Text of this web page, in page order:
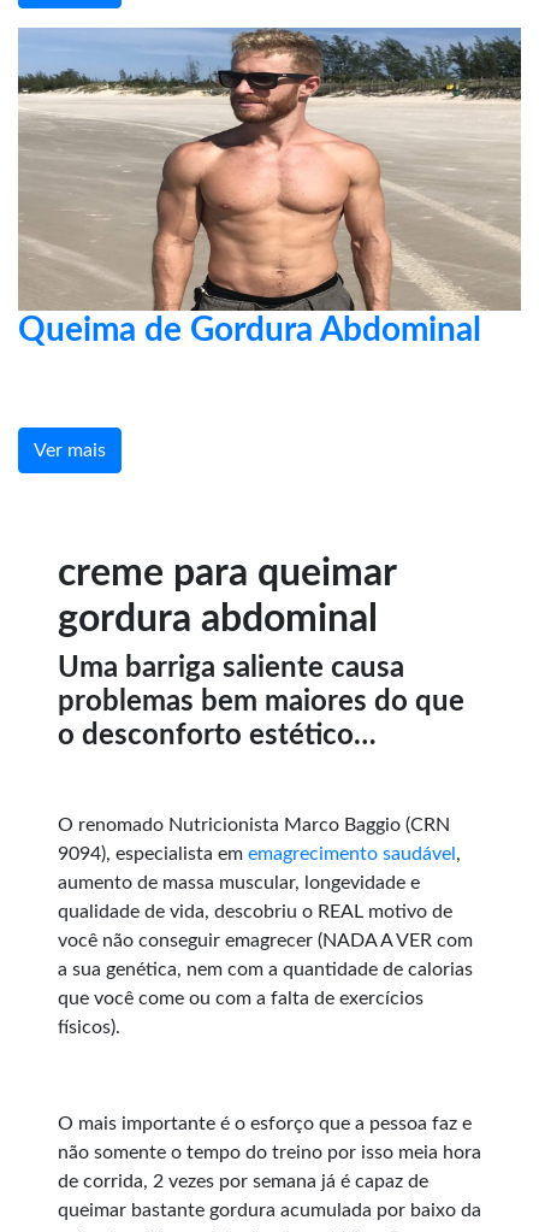
Queima de Gordura Abdominal
Ver mais
creme para queimar
gordura abdominal
Uma barriga saliente causa
problemas bem maiores do que
o desconforto estético…
O renomado Nutricionista Marco Baggio (CRN
9094), especialista em emagrecimento saudável ,
aumento de massa muscular, longevidade e
qualidade de vida, descobriu o REAL motivo de
você não conseguir emagrecer (NADA A VER com
a sua genética, nem com a quantidade de calorias
que você come ou com a falta de exercícios
físicos).
O mais importante é o esforço que a pessoa faz e
não somente o tempo do treino por isso meia hora
de corrida, 2 vezes por semana já é capaz de
queimar bastante gordura acumulada por baixo da